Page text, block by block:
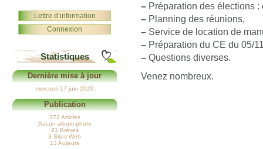
– Préparation des élections
– Planning des réunions,
– Service de location de
– Préparation du CE du 05/
– Questions diverses.
Venez nombreux.
Lettre d’information
Connexion
Statistiques
Dernière mise à jour
mercredi 17 juin 2026
Publication
373 Articles
Aucun album photo
21 Brèves
3 Sites Web
13 Auteurs